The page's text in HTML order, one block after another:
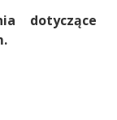
dotyczące